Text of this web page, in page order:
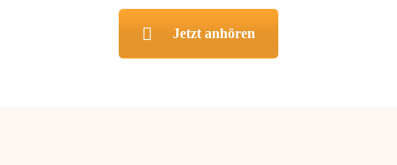
Jetzt anhören